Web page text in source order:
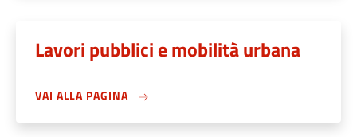
Lavori pubblici e mobilità urbana
VAI ALLA PAGINA